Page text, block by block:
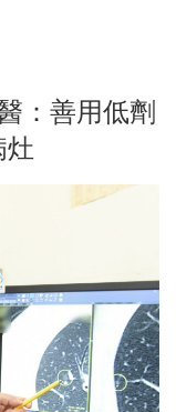
：善用低劑
灶